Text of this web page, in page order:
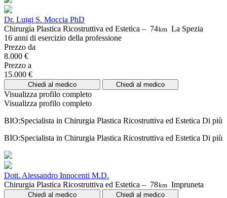
Dr. Luigi S. Moccia PhD
Chirurgia Plastica Ricostruttiva ed Estetica – 74km La Spezia
16 anni di esercizio della professione
Prezzo da
8.000 €
Prezzo a
15.000 €
Chiedi al medico Chiedi al medico
Visualizza profilo completo
Visualizza profilo completo
BIO:Specialista in Chirurgia Plastica Ricostruttiva ed Estetica Di più
BIO:Specialista in Chirurgia Plastica Ricostruttiva ed Estetica Di più
Dott. Alessandro Innocenti M.D.
Chirurgia Plastica Ricostruttiva ed Estetica – 78km Impruneta
Chiedi al medico Chiedi al medico